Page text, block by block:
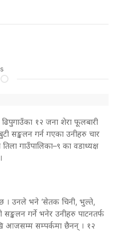
१२ जना शेरा फूलबारी
सङ्कलन गर्न गएका उनीहरु चार
गाउँपालिका–९ का वडाध्यक्ष
। उनले भने ‘सेतक चिनी, भुल्ते,
गर्ने भनेर उनीहरु पाटनतर्फ
आजसम्म सम्पर्कमा छैनन् । १२